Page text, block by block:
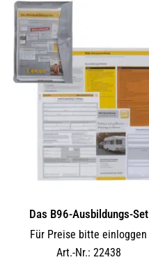
Das B96-Ausbildungs-Set
Für Preise bitte einloggen
Art.-Nr.: 22438